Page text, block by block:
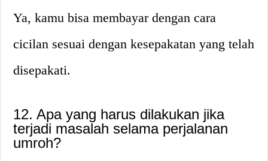
Ya, kamu bisa membayar dengan cara
cicilan sesuai dengan kesepakatan yang telah
disepakati.
12. Apa yang harus dilakukan jika
terjadi masalah selama perjalanan
umroh?